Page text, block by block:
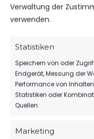
Verwaltung der
verwenden.
Statistiken
Speichern von oder
Endgerät, Messung der
Performance von
Statistiken oder
Quellen.
Marketing
FR.., 11.
OKT.
Uhr
SA.., 23.
MÄRZ